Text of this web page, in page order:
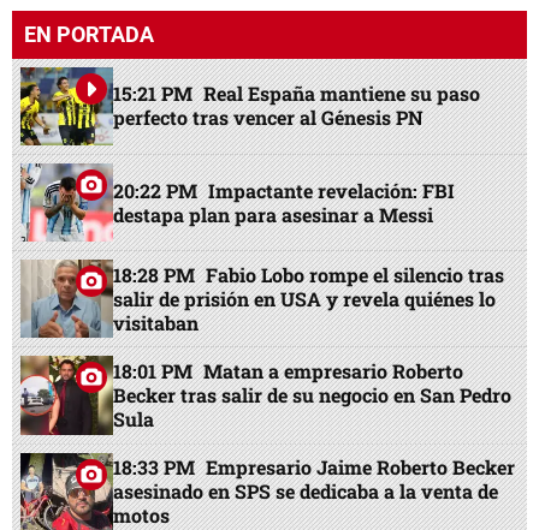
EN PORTADA
15:21 PM Real España mantiene su paso
perfecto tras vencer al Génesis PN
20:22 PM Impactante revelación: FBI
destapa plan para asesinar a Messi
18:28 PM Fabio Lobo rompe el silencio tras
salir de prisión en USA y revela quiénes lo
visitaban
18:01 PM Matan a empresario Roberto
Becker tras salir de su negocio en San Pedro
Sula
18:33 PM Empresario Jaime Roberto Becker
asesinado en SPS se dedicaba a la venta de
motos